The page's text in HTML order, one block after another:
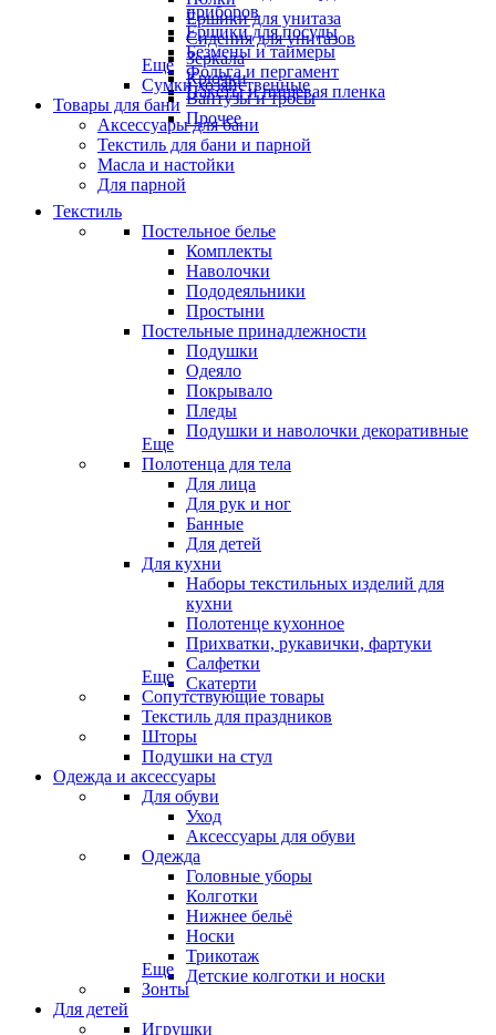
Ёршики для унитаза
Сидения для унитазов
Зеркала
Крючки
Вантузы и тросы
Прочее
приборов
Ёршики для посуды
Безмены и таймеры
Фольга и пергамент
Пакеты и пищевая пленка
Еще
Сумки хозяйственные
Товары для бани
Аксессуары для бани
Текстиль для бани и парной
Масла и настойки
Для парной
Текстиль
Постельное белье
Комплекты
Наволочки
Пододеяльники
Простыни
Постельные принадлежности
Подушки
Одеяло
Покрывало
Пледы
Подушки и наволочки декоративные
Еще
Полотенца для тела
Для лица
Для рук и ног
Банные
Для детей
Для кухни
Наборы текстильных изделий для
кухни
Полотенце кухонное
Прихватки, рукавички, фартуки
Салфетки
Скатерти
Еще
Сопутствующие товары
Текстиль для праздников
Шторы
Подушки на стул
Одежда и аксессуары
Для обуви
Уход
Аксессуары для обуви
Одежда
Головные уборы
Колготки
Нижнее бельё
Носки
Трикотаж
Детские колготки и носки
Еще
Зонты
Для детей
Игрушки